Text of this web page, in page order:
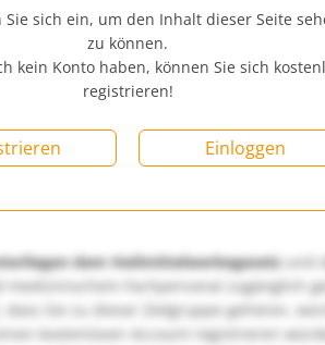
Sie sich ein, um den Inhalt dieser Seite
zu können.
kein Konto haben, können Sie sich
registrieren!
Einloggen
dem Heilmittelwerbegesetzund
Fachpersonal zugänglich
dass Sie zu dieser Zielgruppe gehören,
kostenlosen Account registrieren